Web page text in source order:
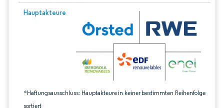
Hauptakteure
*Haftungsausschluss: Hauptakteure in keiner bestimmten Reihenfolge
sortiert
Bild © Mordor Intelligence. Wiederverwendung erfordert Namensnennung